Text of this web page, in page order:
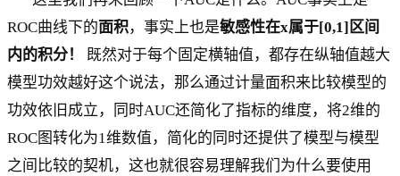
ROC曲线下的面积，事实上也是敏感性在x属于[0,1]区间
内的积分！
既然对于每个固定横轴值，都存在纵轴值越大
模型功效越好这个说法，那么通过计量面积来比较模型的
功效依旧成立，同时AUC还简化了指标的维度，将2维的
ROC图转化为1维数值，简化的同时还提供了模型与模型
之间比较的契机，这也就很容易理解我们为什么要使用